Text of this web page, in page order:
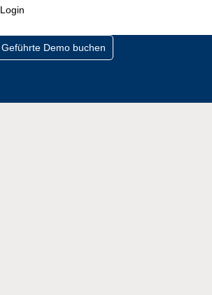
Login
Geführte Demo buchen